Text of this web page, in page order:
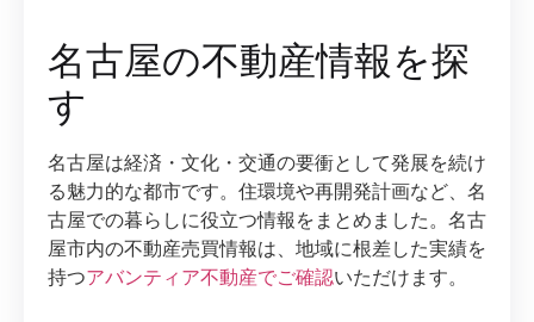
名古屋の不動産情報を探
す
名古屋は経済・文化・交通の要衝として発展を続け
る魅力的な都市です。住環境や再開発計画など、名
古屋での暮らしに役立つ情報をまとめました。名古
屋市内の不動産売買情報は、地域に根差した実績を
持つアバンティア不動産でご確認いただけます。